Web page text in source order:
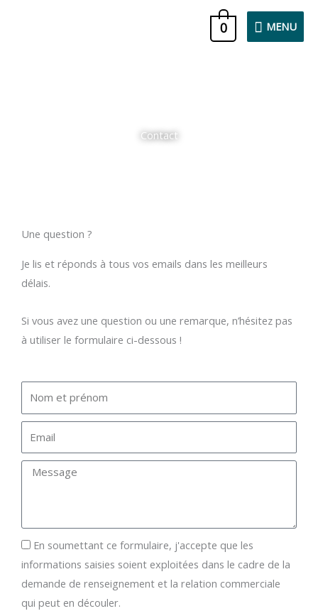
MENU
MENU
0
Contact
Une question ?
Je lis et réponds à tous vos emails dans les meilleurs
délais.
Si vous avez une question ou une remarque, n’hésitez pas
à utiliser le formulaire ci-dessous !
En soumettant ce formulaire, j'accepte que les
informations saisies soient exploitées dans le cadre de la
demande de renseignement et la relation commerciale
qui peut en découler.